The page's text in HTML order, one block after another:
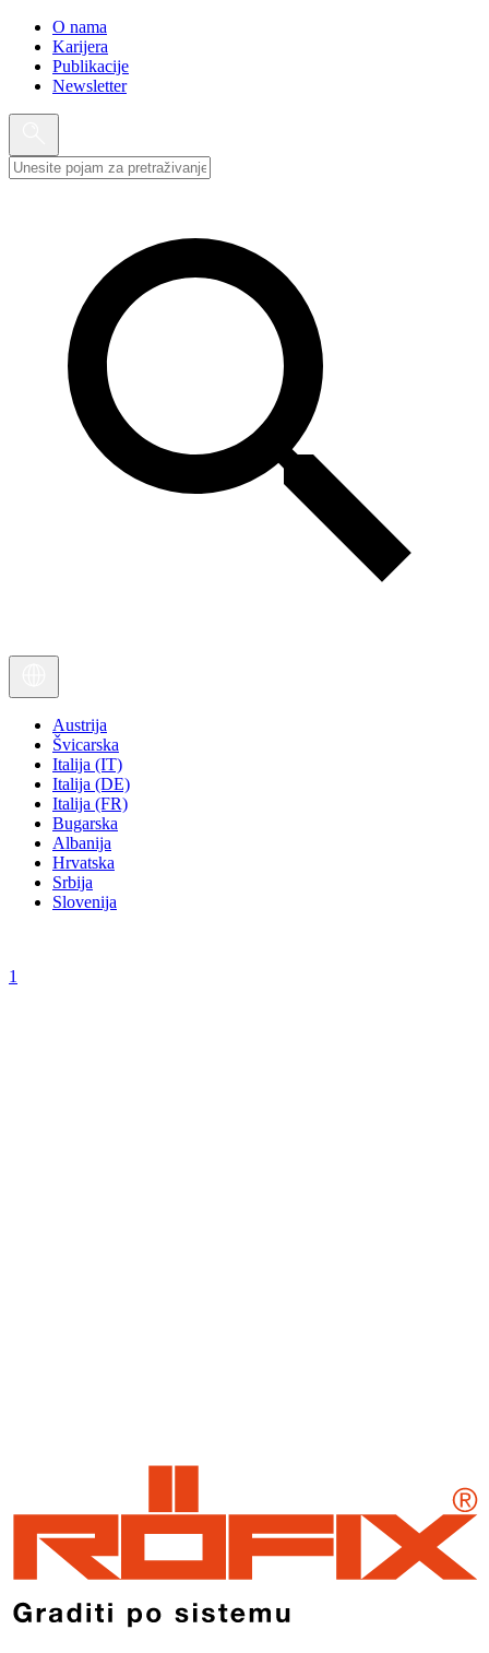
O nama
Karijera
Publikacije
Newsletter
Austrija
Švicarska
Italija (IT)
Italija (DE)
Italija (FR)
Bugarska
Albanija
Hrvatska
Srbija
Slovenija
1